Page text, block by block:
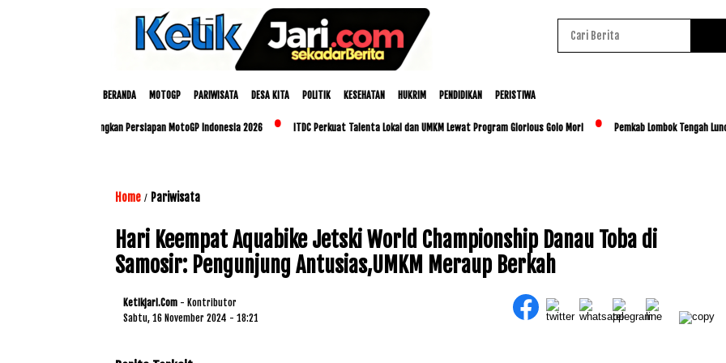
BERANDA MOTOGP PARIWISATA DESA KITA POLITIK KESEHATAN HUKRIM PENDIDIKAN PERISTIWA
NTB Matangkan Persiapan MotoGP Indonesia 2026 ITDC Perkuat Talenta Lokal dan UMKM Lewat Program Glorious Golo Mori Pemkab Lombok Tengah Luncurkan
Home / Pariwisata
Hari Keempat Aquabike Jetski World Championship Danau Toba di
Samosir: Pengunjung Antusias,UMKM Meraup Berkah
Ketikjari.com - Kontributor
Sabtu, 16 November 2024 - 18:21